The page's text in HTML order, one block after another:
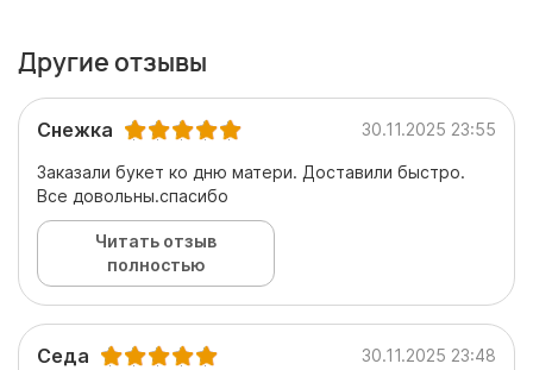
Другие отзывы
Снежка 30.11.2025 23:55
Заказали букет ко дню матери. Доставили быстро.
Все довольны.спасибо
Читать отзыв
полностью
Седа 30.11.2025 23:48